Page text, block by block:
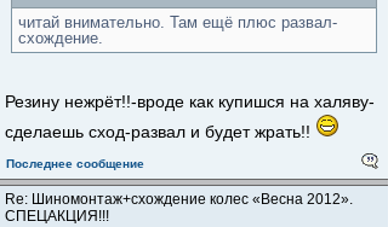
читай внимательно. Там ещё плюс развал-
схождение.
Резину нежрёт!!-вроде как купишся на халяву-
сделаешь сход-развал и будет жрать!!
Последнее сообщение
Re: Шиномонтаж+схождение колес «Весна 2012».
СПЕЦАКЦИЯ!!!